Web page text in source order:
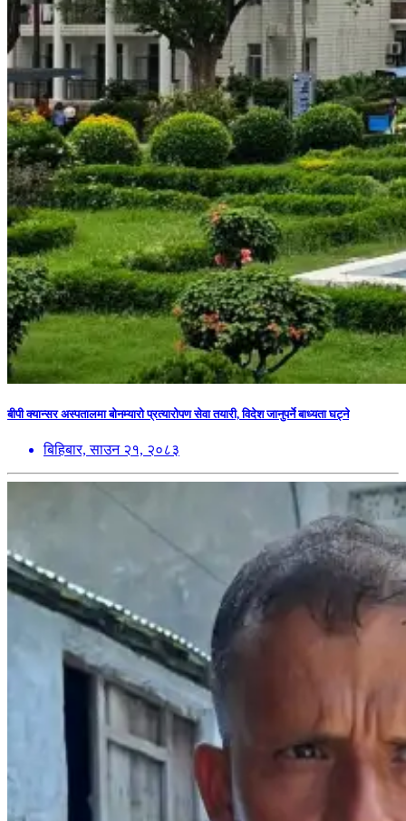
बीपी क्यान्सर अस्पतालमा बोनम्यारो प्रत्यारोपण सेवा तयारी, विदेश जानुपर्ने बाध्यता घट्ने
बिहिबार, साउन २१, २०८३